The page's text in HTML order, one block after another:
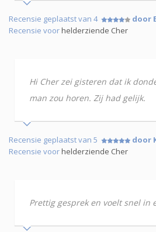
Recensie geplaatst van 4 door
Recensie voorhelderziende Cher
Hi Cher zei gisteren dat ik
man zou horen. Zij had gelijk.
Recensie geplaatst van 5
door
Recensie voorhelderziende Cher
Prettig gesprek en voelt snel in